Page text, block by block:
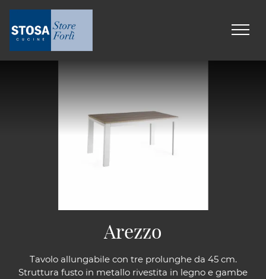
Tavolo allungabile con tre prolunghe da 45 cm.
Struttura fusto in metallo rivestita in legno e gambe
Arezzo